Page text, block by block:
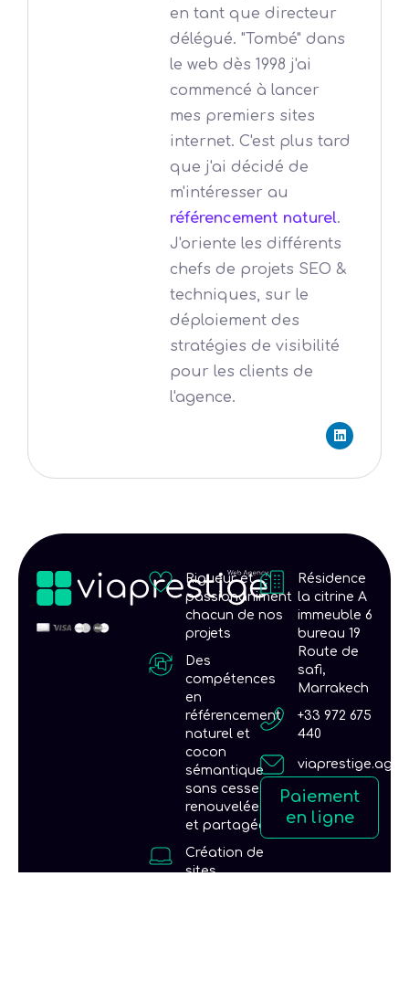
en tant que directeur
délégué. "Tombé" dans
le web dès 1998 j'ai
commencé à lancer
mes premiers sites
internet. C'est plus tard
que j'ai décidé de
m'intéresser au
référencement naturel.
J'oriente les différents
chefs de projets SEO &
techniques, sur le
déploiement des
stratégies de visibilité
pour les clients de
l'agence.
L
i
e
Rigueur et
passionaniment
chacun de nos
projets
Des
compétences
en
référencement
naturel et
cocon
sémantique
sans cesse
renouvelées
et partagées
Création de
sites
Résidence
la citrine A
immeuble 6
bureau 19
Route de
safi,
Marrakech
+33 972 675
440
Paiement
en ligne